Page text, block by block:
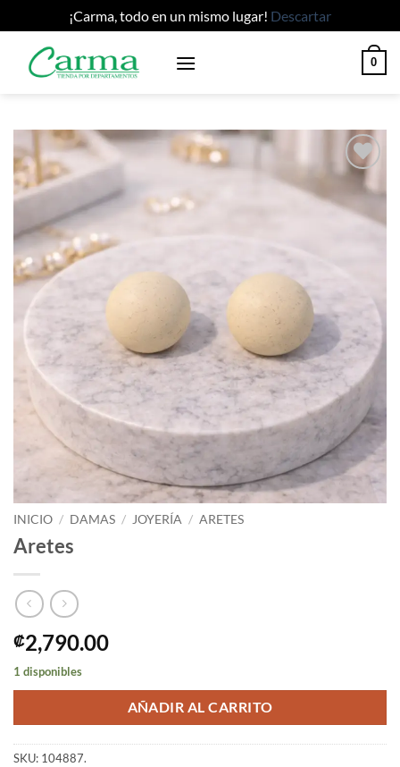
¡Carma, todo en un mismo lugar! Descartar
0
Añadir
lista
INICIO / DAMAS / JOYERÍA / ARETES
Aretes
₡2,790.00
1 disponibles
AÑADIR AL CARRITO
SKU: 104887.